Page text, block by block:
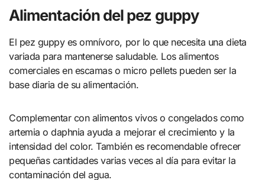
Alimentación del pez guppy
El pez guppy es omnívoro, por lo que necesita una dieta
variada para mantenerse saludable. Los alimentos
comerciales en escamas o micro pellets pueden ser la
base diaria de su alimentación.
Complementar con alimentos vivos o congelados como
artemia o daphnia ayuda a mejorar el crecimiento y la
intensidad del color. También es recomendable ofrecer
pequeñas cantidades varias veces al día para evitar la
contaminación del agua.